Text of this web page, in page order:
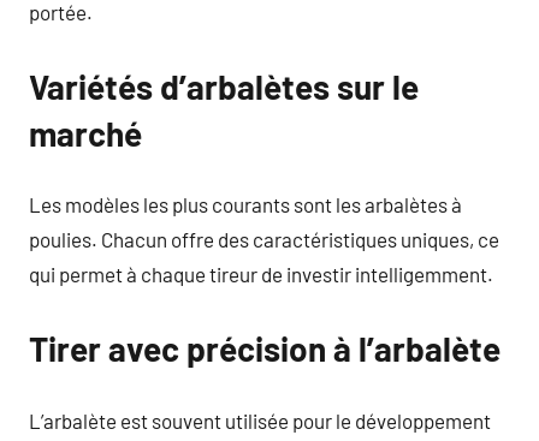
portée.
Variétés d’arbalètes sur le
marché
Les modèles les plus courants sont les arbalètes à
poulies. Chacun offre des caractéristiques uniques, ce
qui permet à chaque tireur de investir intelligemment.
Tirer avec précision à l’arbalète
L’arbalète est souvent utilisée pour le développement